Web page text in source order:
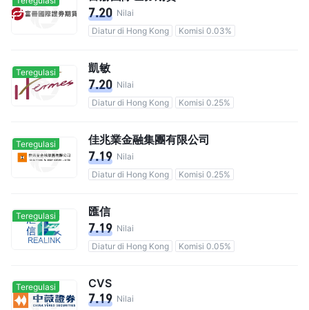
7.20 Nilai
Diatur di Hong Kong
Komisi 0.03%
Teregulasi 凱敏
7.20 Nilai
Diatur di Hong Kong
Komisi 0.25%
Teregulasi 佳兆業金融集團有限公司
7.19 Nilai
Diatur di Hong Kong
Komisi 0.25%
Teregulasi 匯信
7.19 Nilai
Diatur di Hong Kong
Komisi 0.05%
Teregulasi CVS
7.19 Nilai